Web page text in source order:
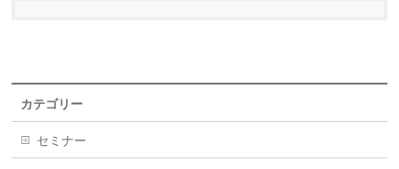
カテゴリー
セミナー